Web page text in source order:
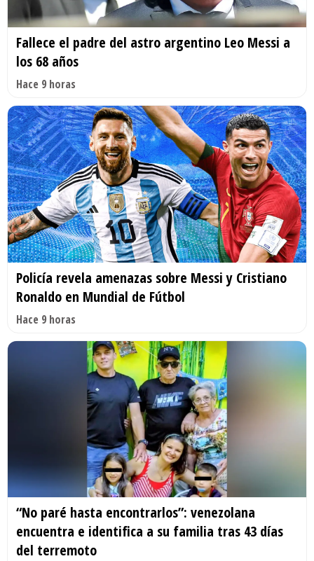
Fallece el padre del astro argentino Leo Messi a
los 68 años
Hace 9 horas
Policía revela amenazas sobre Messi y Cristiano
Ronaldo en Mundial de Fútbol
Hace 9 horas
“No paré hasta encontrarlos”: venezolana
encuentra e identifica a su familia tras 43 días
del terremoto